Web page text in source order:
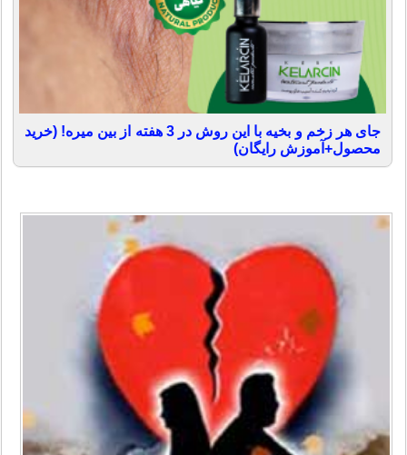
جای هر زخم و بخیه با این روش در 3 هفته از بین میره! (خرید
محصول+آموزش رایگان)